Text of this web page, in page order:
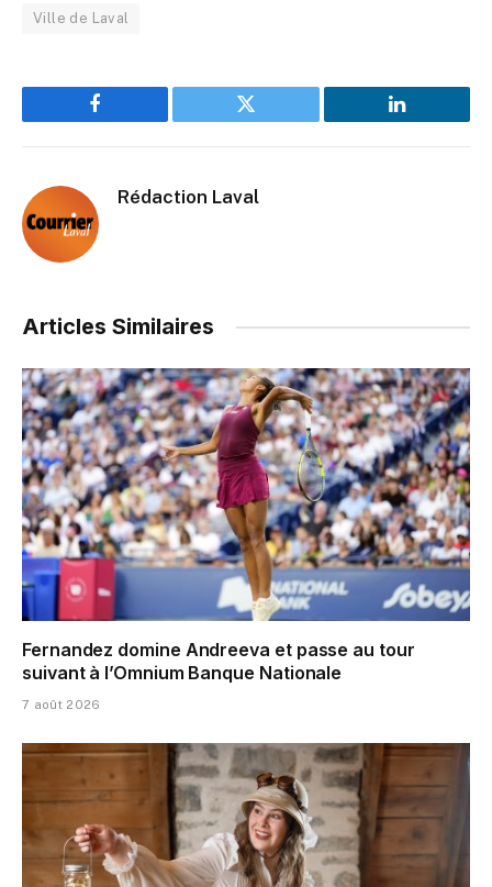
Ville de Laval
Facebook Twitter LinkedIn
Rédaction Laval
Articles Similaires
Fernandez domine Andreeva et passe au tour
suivant à l’Omnium Banque Nationale
7 août 2026